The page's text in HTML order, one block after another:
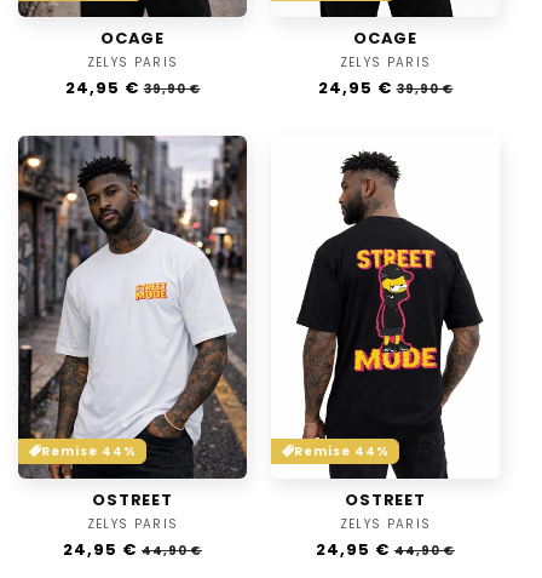
OCAGE
Vendor:
ZELYS PARIS
Regular
24,95 € Sale
39,90 €
OCAGE
Vendor:
ZELYS PARIS
Regular
24,95 € Sale
39,90 €
Remise 44%
OSTREET
Vendor:
ZELYS PARIS
Regular
24,95 € Sale
44,90 €
Remise 44%
OSTREET
Vendor:
ZELYS PARIS
Regular
24,95 € Sale
44,90 €